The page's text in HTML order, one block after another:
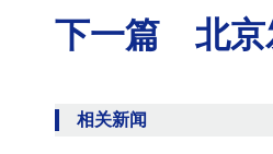
下一篇 北京
相关新闻